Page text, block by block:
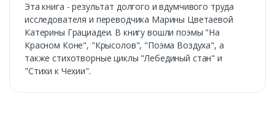
Эта книга - результат долгого и вдумчивого труда
исследователя и переводчика Марины Цветаевой
Катерины Грациадеи. В книгу вошли поэмы "На
Красном Коне", "Крысолов", "Поэма Воздуха", а
также стихотворные циклы "Лебединый стан" и
"Стихи к Чехии".